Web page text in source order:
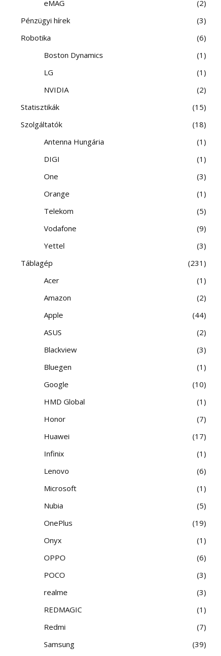
eMAG
2
Pénzügyi hírek
3
Robotika
6
Boston Dynamics
1
LG
1
NVIDIA
2
Statisztikák
15
Szolgáltatók
18
Antenna Hungária
1
DIGI
1
One
3
Orange
1
Telekom
5
Vodafone
9
Yettel
3
Táblagép
231
Acer
1
Amazon
2
Apple
44
ASUS
2
Blackview
3
Bluegen
1
Google
10
HMD Global
1
Honor
7
Huawei
17
Infinix
1
Lenovo
6
Microsoft
1
Nubia
5
OnePlus
19
Onyx
1
OPPO
6
POCO
3
realme
3
REDMAGIC
1
Redmi
7
Samsung
39